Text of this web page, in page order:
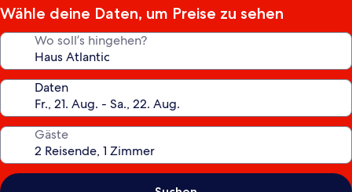
Wähle deine Daten, um Preise zu sehen
Wo soll’s hingehen?
Daten
Gäste